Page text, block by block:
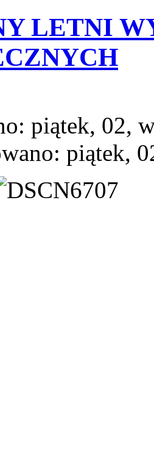
LETNI
piątek, 02,
piątek,